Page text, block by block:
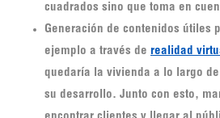
cuadrados sino que toma en
Generación de contenidos útiles
ejemplo a través de realidad
quedaría la vivienda a lo largo
su desarrollo. Junto con esto,